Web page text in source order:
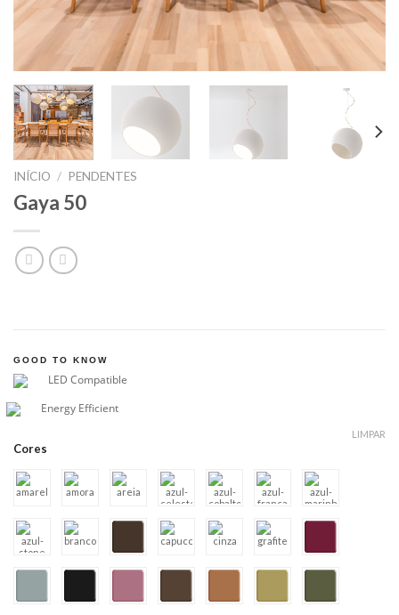
INÍCIO / PENDENTES
Gaya 50
GOOD TO KNOW
LED Compatible
Energy Efficient
Cores
LIMPAR